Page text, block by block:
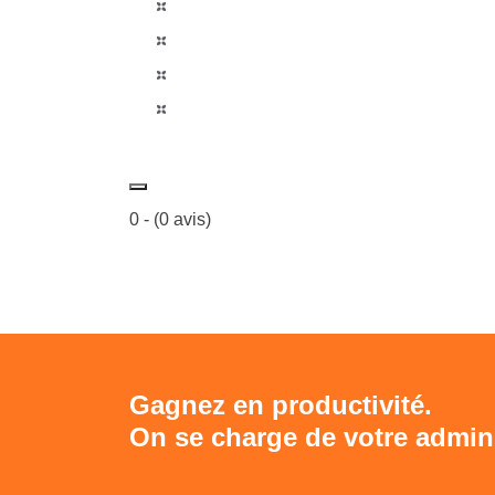
0 - (0 avis)
Gagnez en productivité.
On se charge de votre